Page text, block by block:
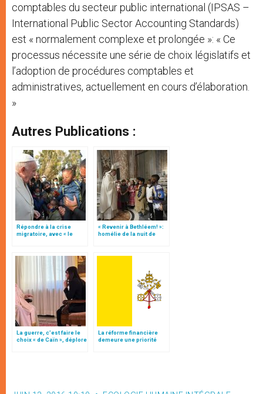
comptables du secteur public international (IPSAS –
International Public Sector Accounting Standards)
est « normalement complexe et prolongée »: « Ce
processus nécessite une série de choix législatifs et
l’adoption de procédures comptables et
administratives, actuellement en cours d’élaboration.
»
Autres Publications :
Répondre à la crise
migratoire, avec « le
« Revenir à Bethléem! »:
homélie de la nuit de
La guerre, c’est faire le
choix « de Caïn », déplore
La réforme financière
demeure une priorité